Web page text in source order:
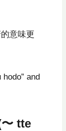
意味更
and
tte